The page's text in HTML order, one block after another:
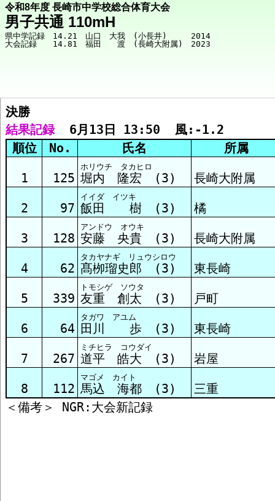
令和8年度 長崎市中学校総合体育大会
男子共通 110mH
県中学記録　14.21　山口　大我　(小長井)　　　2014
競技メニューへ
決勝 結果
決勝
結果記録
  6月13日 13:50  風:-1.2
順位
No. 氏名 所属
1 125
ホリウチ タカヒロ
堀内 隆宏 (3) 長崎大附属
2 97
イイダ イツキ
飯田 樹 (3) 橘
3 128
アンドウ オウキ
安藤 央貴 (3) 長崎大附属
4 62
タカヤナギ リュウシロウ
髙栁瑠史郎 (3) 東長崎
5 339
トモシゲ ソウタ
友重 創太 (3) 戸町
6 64
タガワ アユム
田川 歩 (3) 東長崎
7 267
ミチヒラ コウダイ
道平 皓大 (3) 岩屋
8 112
マゴメ カイト
馬込 海都 (3)
三重